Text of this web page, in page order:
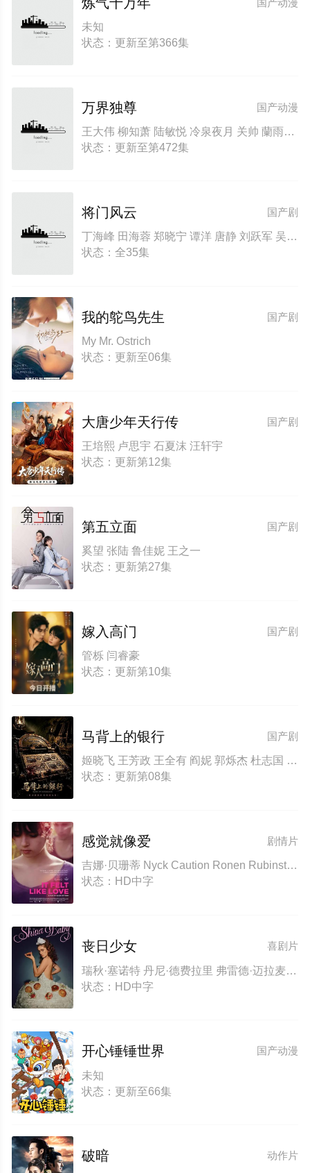
国产动漫
未知
状态：更新至第366集
国产动漫
万界独尊
王大伟 柳知萧 陆敏悦 冷泉夜月 关帅 蘭雨馨 季骜杰 默伶 包小柒 徐翔 张妮 烈之流星 钟巍 Akira明 安志 kinsen 芥末
状态：更新至第472集
国产剧
将门风云
丁海峰 田海蓉 郑晓宁 谭洋 唐静 刘跃军 吴越 赵君 陈星旭
状态：全35集
国产剧
我的鸵鸟先生
My Mr. Ostrich
状态：更新至06集
国产剧
大唐少年天行传
王培熙 卢思宇 石夏沫 汪轩宇
状态：更新第12集
国产剧
第五立面
奚望 张陆 鲁佳妮 王之一
状态：更新第27集
国产剧
嫁入高门
管栎 闫睿豪
状态：更新第10集
国产剧
马背上的银行
姬晓飞 王芳政 王全有 阎妮 郭烁杰 杜志国 郑卫莉 周舟 Zhou Zhou
状态：更新第08集
剧情片
感觉就像爱
吉娜·贝珊蒂 Nyck Caution Ronen Rubinstein 罗南·鲁宾斯坦 安娜·戴维
状态：HD中字
喜剧片
丧日少女
瑞秋·塞诺特 丹尼·德费拉里 弗雷德·迈拉麦德 波利·德雷珀 莫莉·戈登 格莉妮丝·贝尔 Rita Gardner Cilda Shaur 杰姬·霍夫曼 理查德·布伦戴奇 Noemie Zysermann 迪安娜·阿格隆 桑德拉·詹姆斯 Ted Seligman Edgar Harmanci 黛博拉·奥夫纳 Vivien Landau Robin Wesley-Peck Ariel Eliaz Al Choy
状态：HD中字
国产动漫
开心锤锤世界
未知
状态：更新至66集
动作片
破暗